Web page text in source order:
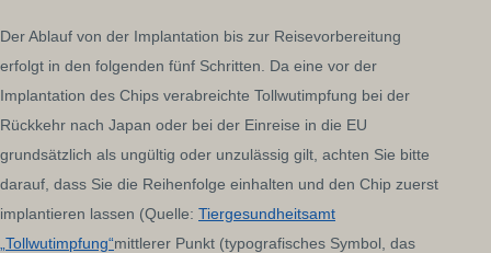
Der Ablauf von der Implantation bis zur Reisevorbereitung
erfolgt in den folgenden fünf Schritten. Da eine vor der
Implantation des Chips verabreichte Tollwutimpfung bei der
Rückkehr nach Japan oder bei der Einreise in die EU
grundsätzlich als ungültig oder unzulässig gilt, achten Sie bitte
darauf, dass Sie die Reihenfolge einhalten und den Chip zuerst
implantieren lassen (Quelle: Tiergesundheitsamt
„Tollwutimpfung“mittlerer Punkt (typografisches Symbol, das